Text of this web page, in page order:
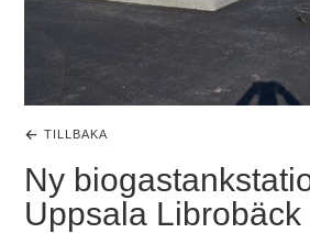
TILLBAKA
Ny
Uppsala Librobäck